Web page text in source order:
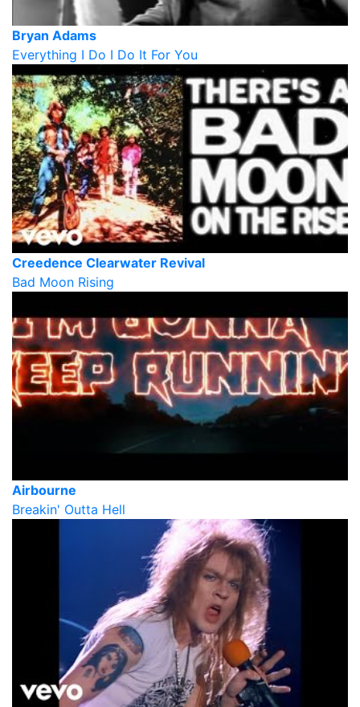
Bryan Adams
Everything I Do I Do It For You
Creedence Clearwater Revival
Bad Moon Rising
Airbourne
Breakin' Outta Hell